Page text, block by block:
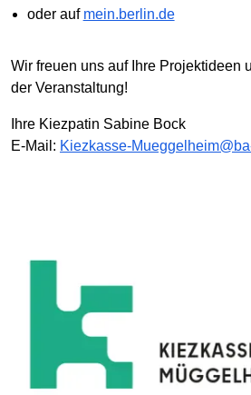
oder auf mein.berlin.de
Wir freuen uns auf Ihre Projektideen
der Veranstaltung!
Ihre Kiezpatin Sabine Bock
E-Mail: Kiezkasse-